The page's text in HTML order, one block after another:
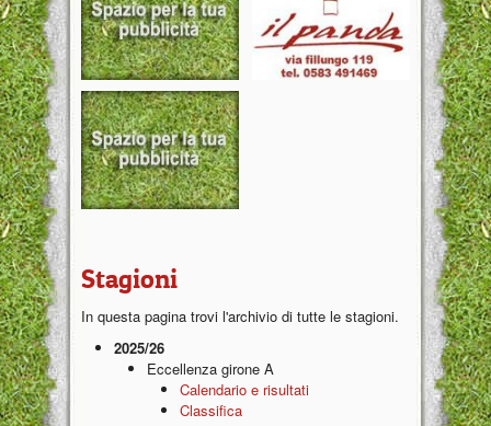
Stagioni
In questa pagina trovi l'archivio di tutte le stagioni.
2025/26
Eccellenza girone A
Calendario e risultati
Classifica